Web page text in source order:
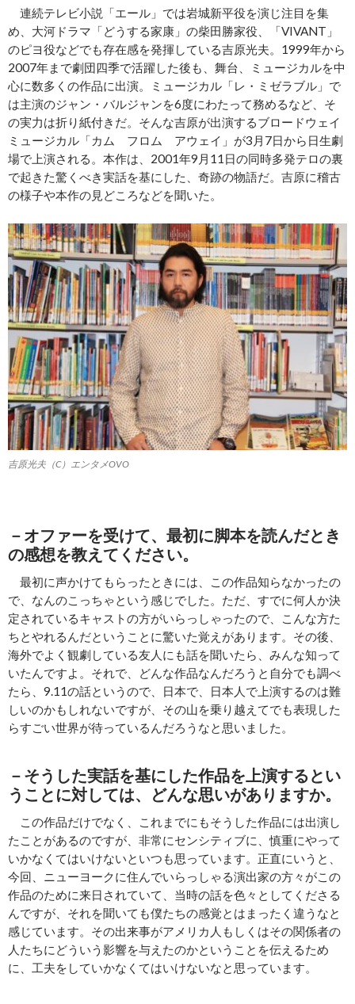
連続テレビ小説「エール」では岩城新平役を演じ注目を集
め、大河ドラマ「どうする家康」の柴田勝家役、「VIVANT」
のピヨ役などでも存在感を発揮している吉原光夫。1999年から
2007年まで劇団四季で活躍した後も、舞台、ミュージカルを中
心に数多くの作品に出演。ミュージカル「レ・ミゼラブル」で
は主演のジャン・バルジャンを6度にわたって務めるなど、そ
の実力は折り紙付きだ。そんな吉原が出演するブロードウェイ
ミュージカル「カム フロム アウェイ」が3月7日から日生劇
場で上演される。本作は、2001年9月11日の同時多発テロの裏
で起きた驚くべき実話を基にした、奇跡の物語だ。吉原に稽古
の様子や本作の見どころなどを聞いた。
吉原光夫（C）エンタメOVO
－オファーを受けて、最初に脚本を読んだとき
の感想を教えてください。
最初に声かけてもらったときには、この作品知らなかったの
で、なんのこっちゃという感じでした。ただ、すでに何人か決
定されているキャストの方がいらっしゃったので、こんな方た
ちとやれるんだということに驚いた覚えがあります。その後、
海外でよく観劇している友人にも話を聞いたら、みんな知って
いたんですよ。それで、どんな作品なんだろうと自分でも調べ
たら、9.11の話というので、日本で、日本人で上演するのは難
しいのかもしれないですが、その山を乗り越えてでも表現した
らすごい世界が待っているんだろうなと思いました。
－そうした実話を基にした作品を上演するとい
うことに対しては、どんな思いがありますか。
この作品だけでなく、これまでにもそうした作品には出演し
たことがあるのですが、非常にセンシティブに、慎重にやって
いかなくてはいけないといつも思っています。正直にいうと、
今回、ニューヨークに住んでいらっしゃる演出家の方々がこの
作品のために来日されていて、当時の話を色々としてくださる
んですが、それを聞いても僕たちの感覚とはまったく違うなと
感じています。その出来事がアメリカ人もしくはその関係者の
人たちにどういう影響を与えたのかということを伝えるため
に、工夫をしていかなくてはいけないなと思っています。